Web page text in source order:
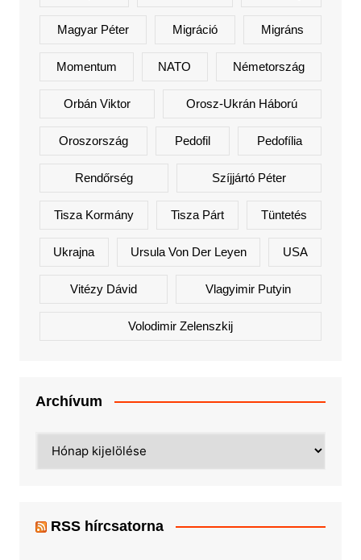
Magyar Péter Migráció Migráns
Momentum NATO Németország
Orbán Viktor Orosz-Ukrán Háború
Oroszország Pedofil Pedofília
Rendőrség Szíjjártó Péter
Tisza Kormány Tisza Párt Tüntetés
Ukrajna Ursula Von Der Leyen USA
Vitézy Dávid Vlagyimir Putyin
Volodimir Zelenszkij
Archívum
RSS hírcsatorna